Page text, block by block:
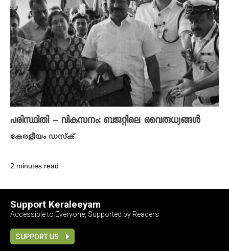
പരിസ്ഥിതി – വികസനം: ബജറ്റിലെ വൈരു​ധ്യങ്ങൾ
കേരളീയം ഡസ്ക്
2 minutes read
Support Keraleeyam
Accessible to Everyone, Supported by Readers
SUPPORT US